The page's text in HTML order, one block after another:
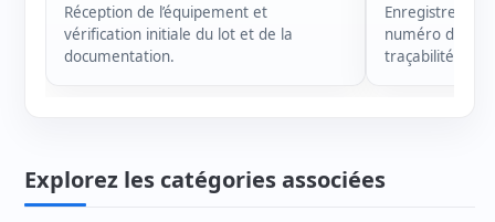
Réception de l’équipement et
vérification initiale du lot et de la
documentation.
numéro de
traçabilité de
Explorez les catégories associées